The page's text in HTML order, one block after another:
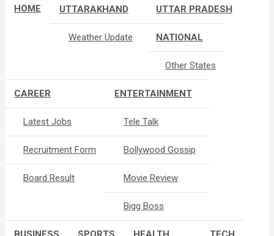
HOME UTTARAKHAND
Weather Update
UTTAR PRADESH
NATIONAL
Other States
CAREER
Latest Jobs
Recruitment Form
Board Result
ENTERTAINMENT
Tele Talk
Bollywood Gossip
Movie Review
Bigg Boss